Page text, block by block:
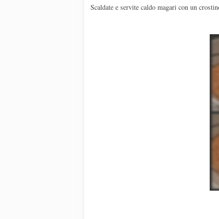
Scaldate e servite caldo magari con un